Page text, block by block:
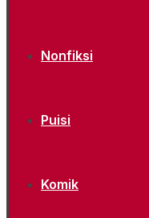
Nonfiksi
Puisi
Komik